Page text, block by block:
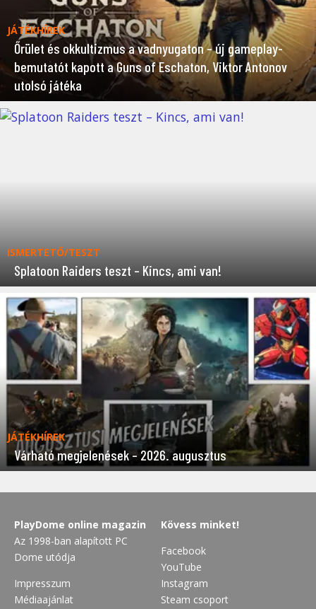
JÁTÉKHÍREK
Őrület és okkultizmus a vadnyugaton – új gameplay-
bemutatót kapott a Guns of Eschaton, Viktor Antonov
utolsó játéka
ISMERTETŐ/TESZT
Splatoon Raiders teszt – Kincs, ami van!
JÁTÉKHÍREK
Várható megjelenések – 2026. augusztus
PlayDome online magazin
Az 1998-ban alapított PC
Dome utódja
Impresszum
Médiaajánlat
Kövess minket!
Facebook
YouTube
Instagram
Steam csoport